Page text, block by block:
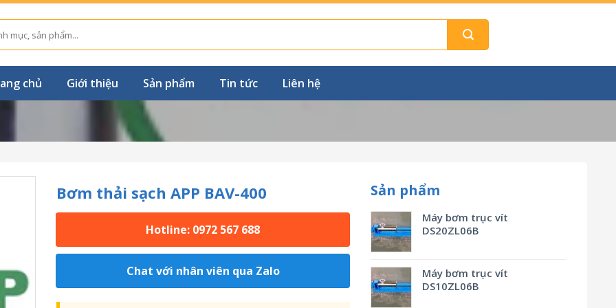
chủ Giới thiệu Sản phẩm Tin tức Liên hệ
Sản phẩm
Máy bơm trục vít
DS20ZL06B
Máy bơm trục vít
DS10ZL06B
Bơm thải sạch APP BAV-400
Hotline: 0972 567 688
Chat với nhân viên qua Zalo